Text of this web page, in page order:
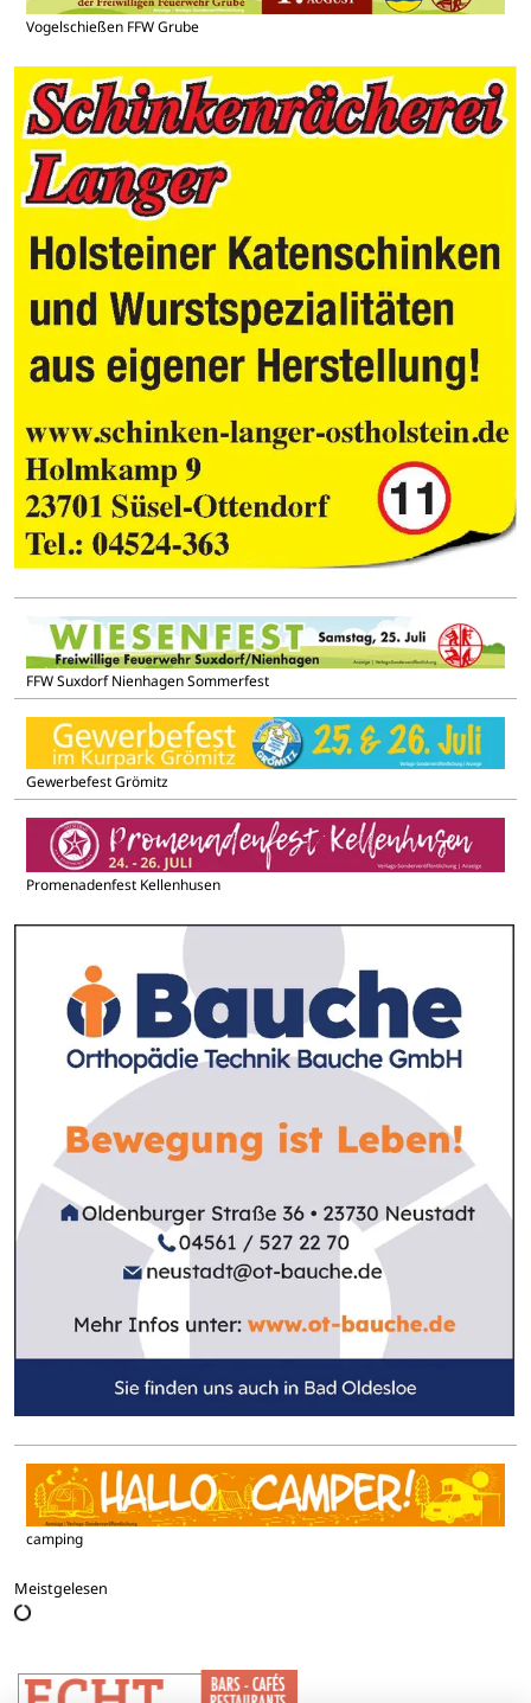
Vogelschießen FFW Grube
FFW Suxdorf Nienhagen Sommerfest
Gewerbefest Grömitz
Promenadenfest Kellenhusen
camping
Meistgelesen